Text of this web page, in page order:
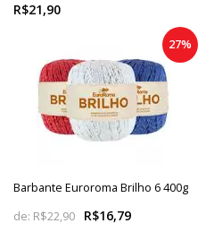
R$21,90
Barbante Euroroma Brilho 6 400g
de: R$22,90 R$16,79
27%